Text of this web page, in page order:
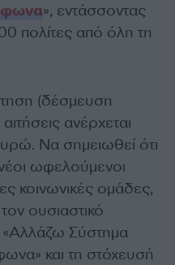
», εντάσσοντας
πολίτες από όλη τη
(δέσμευση
ανέρχεται
Να σημειωθεί ότι
ωφελούμενοι
κοινωνικές ομάδες,
ουσιαστικό
«Αλλάζω Σύστημα
και τη στόχευσή